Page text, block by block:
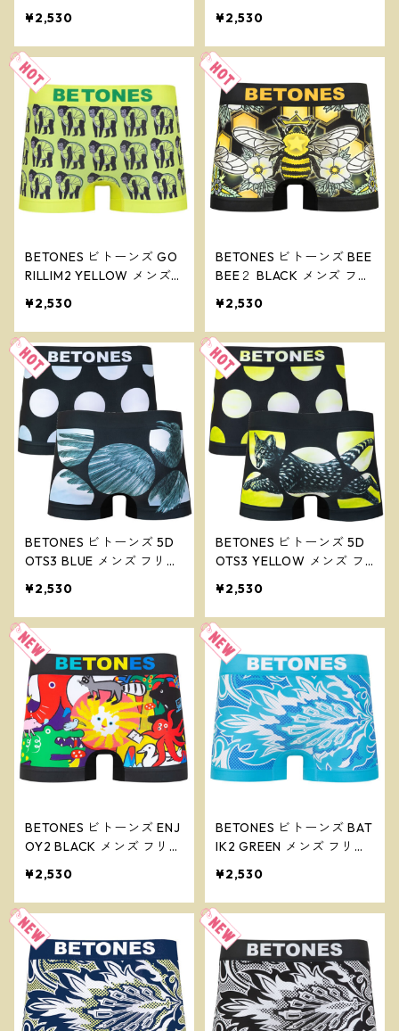
ネコポスで送料無料※
¥2,530
サーパンツ ※ネコポスで
送料無料※
¥2,530
BETONES ビトーンズ GO
RILLIM2 YELLOW メンズ
ンツ ※ネコポスで送料無
料※
¥2,530
BETONES ビトーンズ BEE
BEE２ BLACK メンズ フリ
※ネコポスで送料無料※
¥2,530
BETONES ビトーンズ 5D
OTS3 BLUE メンズ フリー
ネコポスで送料無料※
¥2,530
BETONES ビトーンズ 5D
OTS3 YELLOW メンズ フ
ツ ※ネコポスで送料無料
※
¥2,530
BETONES ビトーンズ ENJ
OY2 BLACK メンズ フリー
ネコポスで送料無料※
¥2,530
BETONES ビトーンズ BAT
IK2 GREEN メンズ フリー
ネコポスで送料無料※
¥2,530